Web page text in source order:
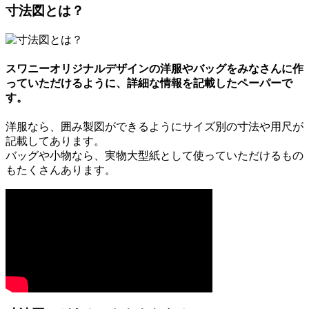
寸法図とは？
スワニーオリジナルデザインの洋服やバッグをみなさんに作
っていただけるように、詳細な情報を記載したペーパーで
す。
洋服なら、囲み製図ができるようにサイズ別の寸法や用尺が
記載してあります。
バッグや小物なら、実物大型紙として使っていただけるもの
もたくさんあります。